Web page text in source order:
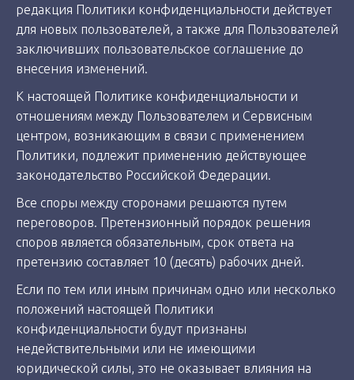
редакция Политики конфиденциальности действует
для новых пользователей, а также для Пользователей
заключивших пользовательское соглашение до
внесения изменений.
К настоящей Политике конфиденциальности и
отношениям между Пользователем и Сервисным
центром, возникающим в связи с применением
Политики, подлежит применению действующее
законодательство Российской Федерации.
Все споры между сторонами решаются путем
переговоров. Претензионный порядок решения
споров является обязательным, срок ответа на
претензию составляет 10 (десять) рабочих дней.
Если по тем или иным причинам одно или несколько
положений настоящей Политики
конфиденциальности будут признаны
недействительными или не имеющими
юридической силы, это не оказывает влияния на